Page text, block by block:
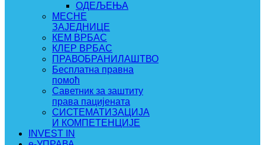
ОДЕЉЕЊА
МЕСНЕ
ЗАЈЕДНИЦЕ
КЕМ ВРБАС
КЛЕР ВРБАС
ПРАВОБРАНИЛАШТВО
Бесплатна правна
помоћ
Саветник за заштиту
права пацијената
СИСТЕМАТИЗАЦИЈА
И КОМПЕТЕНЦИЈЕ
INVEST IN